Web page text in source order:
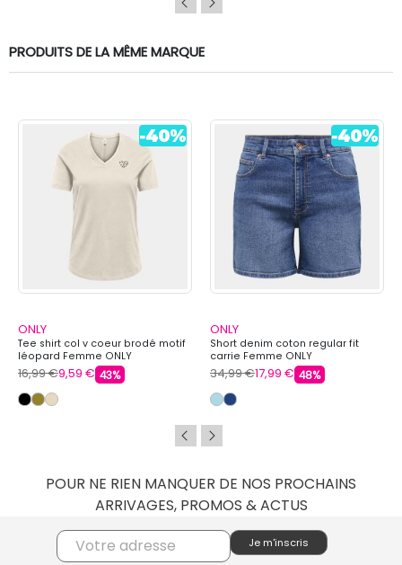
PRODUITS DE LA MÊME MARQUE
ONLY
Tee shirt col v coeur brodé motif
léopard Femme ONLY
16,99 €9,59 € 43%
ONLY
Short denim coton regular fit
carrie Femme ONLY
34,99 €17,99 € 48%
POUR NE RIEN MANQUER DE NOS PROCHAINS
ARRIVAGES, PROMOS & ACTUS